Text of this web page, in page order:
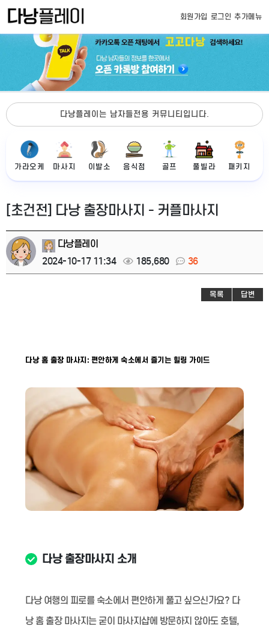
회원가입 로그인 추가메뉴
다낭플레이는 남자들전용 커뮤니티입니다.
가라오케 마사지 이발소 음식점 골프 풀빌라 패키지
[초건전] 다낭 출장마사지 - 커플마사지
다낭플레이
2024-10-17 11:34
185,680 36
목록 답변
다낭 홈 출장 마사지: 편안하게 숙소에서 즐기는 힐링 가이드
다낭 출장마사지 소개
다낭 여행의 피로를 숙소에서 편안하게 풀고 싶으신가요? 다
낭 홈 출장 마사지는 굳이 마사지샵에 방문하지 않아도 호텔,